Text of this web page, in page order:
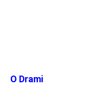
O Drami